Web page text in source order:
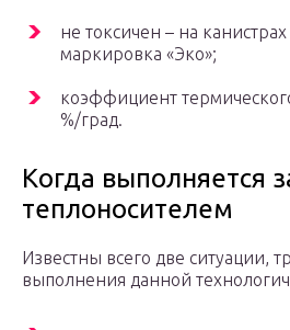
не токсичен – на
маркировка «Эко»;
коэффициент
%/град.
Когда выполняется
теплоносителем
Известны всего две ситуации,
выполнения данной